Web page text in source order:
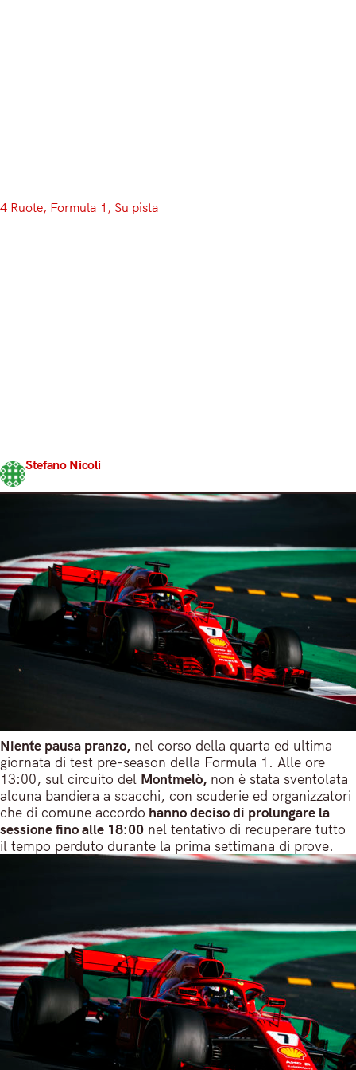
4 Ruote, Formula 1 , Su pista
Stefano Nicoli
Niente pausa pranzo, nel corso della quarta ed ultima
giornata di test pre-season della Formula 1. Alle ore
13:00, sul circuito del Montmelò, non è stata sventolata
alcuna bandiera a scacchi, con scuderie ed organizzatori
che di comune accordo hanno deciso di prolungare la
sessione fino alle 18:00 nel tentativo di recuperare tutto
il tempo perduto durante la prima settimana di prove.